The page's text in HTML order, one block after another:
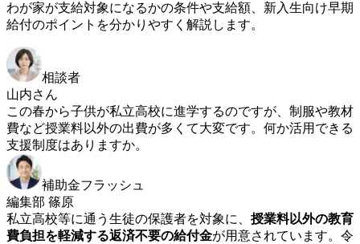
わが家が支給対象になるかの条件や支給額、新入生向け早期
給付のポイントを分かりやすく解説します。
相談者
山内さん
この春から子供が私立高校に進学するのですが、制服や教材
費など授業料以外の出費が多くて大変です。何か活用できる
支援制度はありますか。
補助金フラッシュ
編集部 篠原
私立高校等に通う生徒の保護者を対象に、 授業料以外の教育
費負担を軽減する返済不要の給付金が用意されています。令